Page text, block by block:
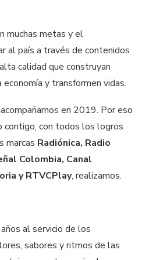
muchas metas y el
al país a través de contenidos
calidad que construyan
y transformen vidas.
en 2019. Por eso
contigo, con todos los logros
marcas Radiónica, Radio
Colombia, Canal
y RTVCPlay, realizamos.
al servicio de los
sabores y ritmos de las